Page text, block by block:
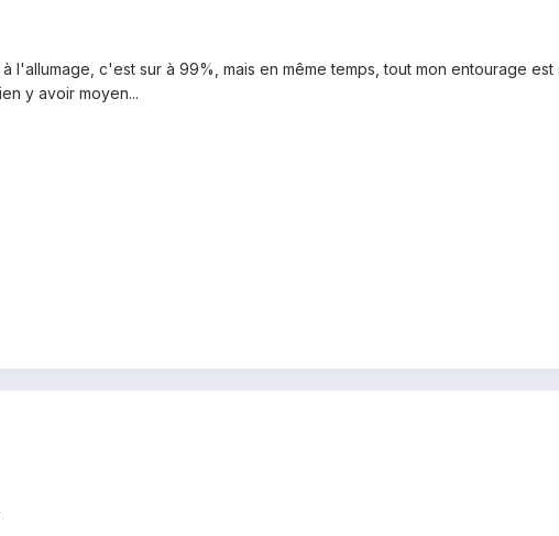
l'allumage, c'est sur à 99%, mais en même temps, tout mon entourage
y avoir moyen...